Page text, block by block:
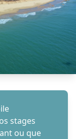
stages
ou que